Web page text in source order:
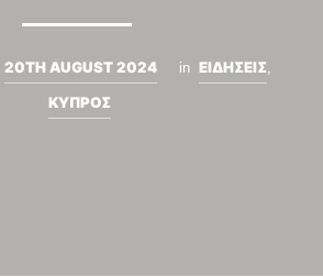
20TH AUGUST 2024 in ΕΙΔΗΣΕΙΣ,
ΚΥΠΡΟΣ